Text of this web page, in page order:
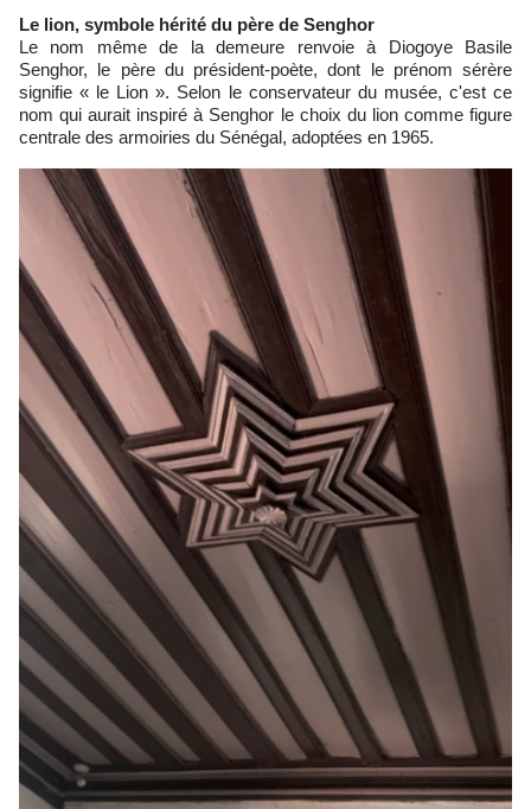
Le lion, symbole hérité du père de Senghor
Le nom même de la demeure renvoie à Diogoye Basile
Senghor, le père du président-poète, dont le prénom sérère
signifie « le Lion ». Selon le conservateur du musée, c'est ce
nom qui aurait inspiré à Senghor le choix du lion comme figure
centrale des armoiries du Sénégal, adoptées en 1965.